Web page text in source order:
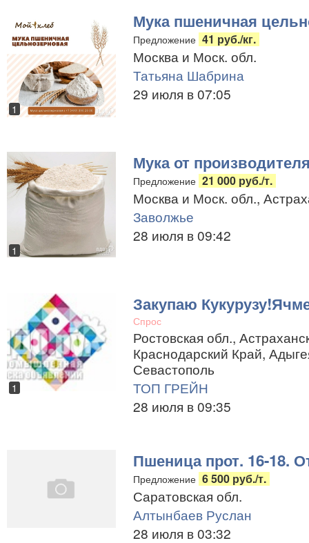
1
Мука пшеничная
Предложение 41 руб./кг.
Москва и Моск. обл.
Татьяна Шабрина
29 июля в 07:05
1
Мука от
Предложение 21 000 руб./т.
Москва и Моск. обл.,
Заволжье
28 июля в 09:42
1
Закупаю
Спрос
Ростовская обл.,
Краснодарский Край,
Севастополь
ТОП ГРЕЙН
28 июля в 09:35
Пшеница прот. 16-18.
Предложение 6 500 руб./т.
Саратовская обл.
Алтынбаев Руслан
28 июля в 03:32